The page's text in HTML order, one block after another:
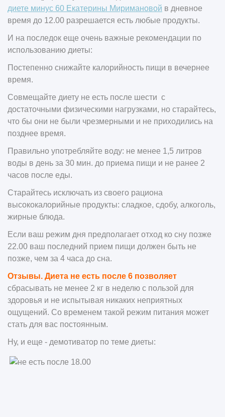
диете минус 60 Екатерины Миримановой в дневное
время до 12.00 разрешается есть любые продукты.
И на последок еще очень важные рекомендации по
использованию диеты:
Постепенно снижайте калорийность пищи в вечернее
время.
Совмещайте диету не есть после шести с
достаточными физическими нагрузками, но старайтесь,
что бы они не были чрезмерными и не приходились на
позднее время.
Правильно употребляйте воду: не менее 1,5 литров
воды в день за 30 мин. до приема пищи и не ранее 2
часов после еды.
Старайтесь исключать из своего рациона
высококалорийные продукты: сладкое, сдобу, алкоголь,
жирные блюда.
Если ваш режим дня предполагает отход ко сну позже
22.00 ваш последний прием пищи должен быть не
позже, чем за 4 часа до сна.
Отзывы. Диета не есть после 6 позволяет
сбрасывать не менее 2 кг в неделю с пользой для
здоровья и не испытывая никаких неприятных
ощущений. Со временем такой режим питания может
стать для вас постоянным.
Ну, и еще - демотиватор по теме диеты: